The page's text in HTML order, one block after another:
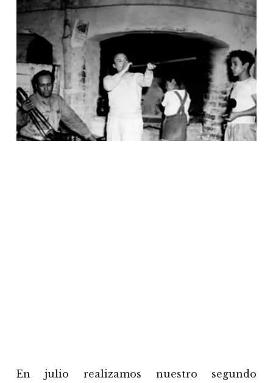
En julio realizamos nuestro segundo